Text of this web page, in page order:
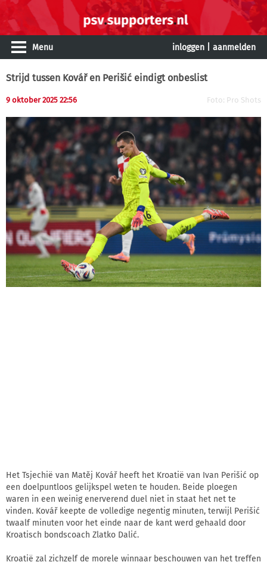
Menu inloggen aanmelden
Strijd tussen Kovář en Perišić eindigt onbeslist
9 oktober 2025 22:56 Foto: Pro Shots
Het Tsjechië van Matěj Kovář heeft het Kroatië van Ivan Perišić op
een doelpuntloos gelijkspel weten te houden. Beide ploegen
waren in een weinig enerverend duel niet in staat het net te
vinden. Kovář keepte de volledige negentig minuten, terwijl Perišić
twaalf minuten voor het einde naar de kant werd gehaald door
Kroatisch bondscoach Zlatko Dalić.
Kroatië zal zichzelf de morele winnaar beschouwen van het treffen